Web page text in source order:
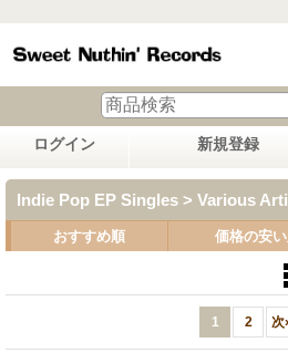
ログイン 新規登録
Indie Pop EP Singles > Various
おすすめ順 価格の安
1 2 次